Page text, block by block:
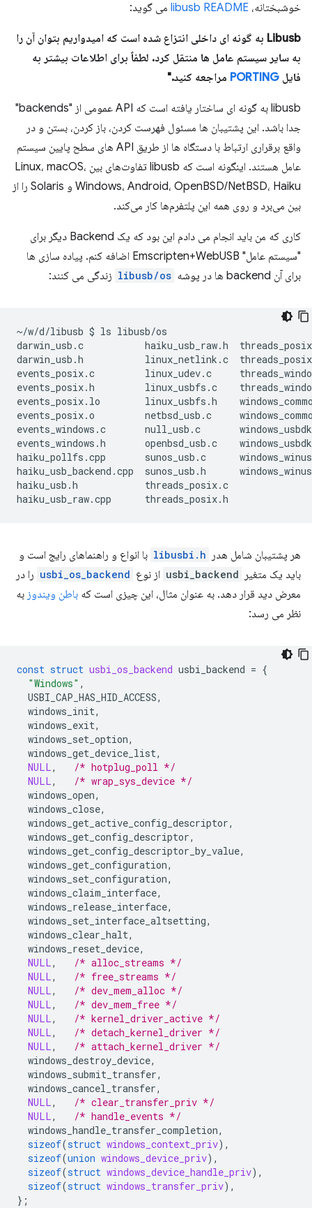
خوشبختانه، libusb README می گوید:
Libusb به گونه ای داخلی انتزاع شده است که امیدواریم بتوان آن را
به سایر سیستم عامل ها منتقل کرد. لطفاً برای اطلاعات بیشتر به
فایل PORTING مراجعه کنید."
libusb به گونه ای ساختار یافته است که API عمومی از "backends"
جدا باشد. این پشتیبان ها مسئول فهرست کردن، باز کردن، بستن و در
واقع برقراری ارتباط با دستگاه ها از طریق API های سطح پایین سیستم
عامل هستند. اینگونه است که libusb تفاوت‌های بین Linux، macOS،
Windows، Android، OpenBSD/NetBSD، Haiku و Solaris را از
بین می‌برد و روی همه این پلتفرم‌ها کار می‌کند.
کاری که من باید انجام می دادم این بود که یک Backend دیگر برای
"سیستم عامل" Emscripten+WebUSB اضافه کنم. پیاده سازی ها
برای آن backend ها در پوشه
libusb/os زندگی می کنند:
~/w/d/libusb $ ls libusb/os
darwin_usb.c
haiku_usb_raw.h
darwin_usb.h
linux_netlink.c
events_posix.c
linux_udev.c
events_posix.h
linux_usbfs.c
events_posix.lo
linux_usbfs.h
events_posix.o
netbsd_usb.c
events_windows.c
null_usb.c
events_windows.h
openbsd_usb.c
haiku_pollfs.cpp
sunos_usb.c
haiku_usb_backend.cpp
sunos_usb.h
haiku_usb.h
threads_posix.c
haiku_usb_raw.cpp
هر پشتیبان شامل هدر libusbi.h با انواع و راهنماهای رایج است و
باید یک متغیر
usbi_backend از نوع usbi_os_backend را در
معرض دید قرار دهد. به عنوان مثال، این چیزی است که باطن ویندوز به
نظر می رسد:
const struct usbi_os_backend usbi_backend = {
"Windows" ,
USBI_CAP_HAS_HID_ACCESS,
windows_init,
windows_exit,
windows_set_option,
windows_get_device_list,
NULL,
/* hotplug_poll */
NULL,
/* wrap_sys_device */
windows_open,
windows_close,
windows_get_active_config_descriptor,
windows_get_config_descriptor,
windows_get_config_descriptor_by_value,
windows_get_configuration,
windows_set_configuration,
windows_claim_interface,
windows_release_interface,
windows_set_interface_altsetting,
windows_clear_halt,
windows_reset_device,
NULL,
/* alloc_streams */
NULL,
/* free_streams */
NULL,
/* dev_mem_alloc */
NULL,
/* dev_mem_free */
NULL,
/* kernel_driver_active */
NULL,
/* detach_kernel_driver */
NULL,
/* attach_kernel_driver */
windows_destroy_device,
windows_submit_transfer,
windows_cancel_transfer,
NULL,
/* clear_transfer_priv */
NULL,
/* handle_events */
windows_handle_transfer_completion,
sizeof(struct windows_context_priv),
sizeof(union windows_device_priv),
sizeof(struct windows_device_handle_priv),
sizeof(struct windows_transfer_priv),
};